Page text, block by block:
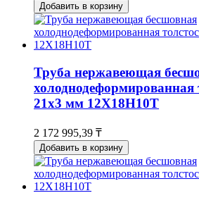
Добавить в корзину
Труба нержавеющая
холоднодеформированная
21х3 мм 12Х18Н10Т
2 172 995,39 ₸
Добавить в корзину